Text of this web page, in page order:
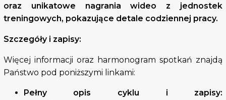
oraz unikatowe nagrania wideo z jednostek
treningowych, pokazujące detale codziennej pracy.
Szczegóły i zapisy:
Więcej informacji oraz harmonogram spotkań znajdą
Państwo pod poniższymi linkami:
Pełny opis cyklu i zapisy: